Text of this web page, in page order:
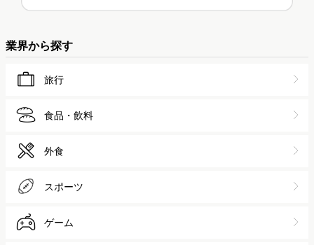
業界から探す
旅行
食品・飲料
外食
スポーツ
ゲーム